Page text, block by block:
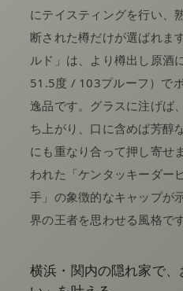
にテイスティングを行い、
断された樽だけが選ばれま
ルド」は、より樽出し原酒
51.5度 / 103プルーフ）で
逸品です。グラスに注げば
ち上がり、口に含めば芳醇
にも重なり合って押し寄せ
われた「ケンタッキーダー
手」の象徴的なキャップが
界の王者を思わせる風格です
横浜・関内の隠れ家で